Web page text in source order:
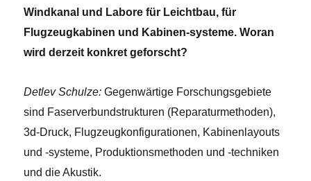
Windkanal und Labore für Leichtbau, für
Flugzeugkabinen und Kabinen-systeme. Woran
wird derzeit konkret geforscht?
Detlev Schulze: Gegenwärtige Forschungsgebiete
sind Faserverbundstrukturen (Reparaturmethoden),
3d-Druck, Flugzeugkonfigurationen, Kabinenlayouts
und -systeme, Produktionsmethoden und -techniken
und die Akustik.